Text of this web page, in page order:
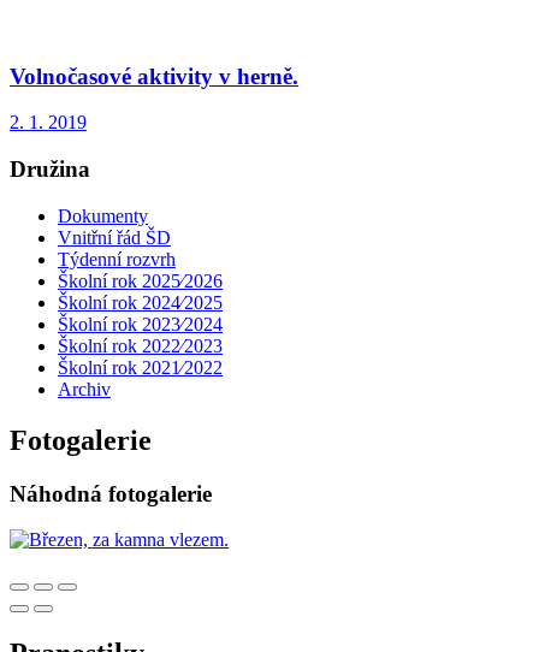
Volnočasové aktivity v herně.
2. 1. 2019
Družina
Dokumenty
Vnitřní řád ŠD
Týdenní rozvrh
Školní rok 2025⁄2026
Školní rok 2024⁄2025
Školní rok 2023⁄2024
Školní rok 2022⁄2023
Školní rok 2021⁄2022
Archiv
Fotogalerie
Náhodná fotogalerie